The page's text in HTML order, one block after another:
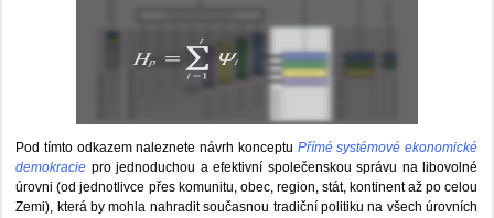
Pod tímto odkazem naleznete návrh konceptu Přímé systémové ekonomické
demokracie pro jednoduchou a efektivní společenskou správu na libovolné
úrovni (od jednotlivce přes komunitu, obec, region, stát, kontinent až po celou
Zemi), která by mohla nahradit současnou tradiční politiku na všech úrovních